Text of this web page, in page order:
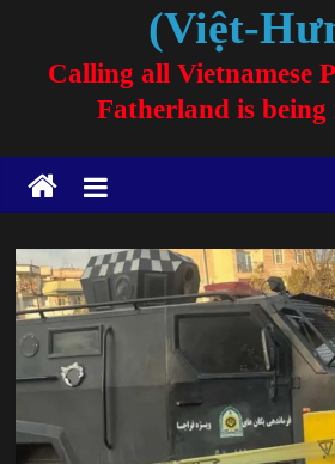
(Việt-
Calling all Vietnamese
Fatherland is being